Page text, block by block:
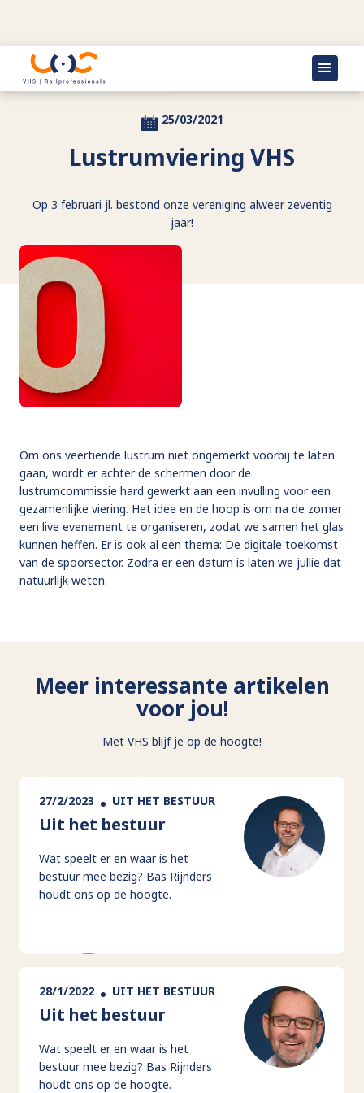
Terug naar actueel
25/03/2021
Lustrumviering VHS
Op 3 februari jl. bestond onze vereniging alweer zeventig
jaar!
Om ons veertiende lustrum niet ongemerkt voorbij te laten
gaan, wordt er achter de schermen door de
lustrumcommissie hard gewerkt aan een invulling voor een
gezamenlijke viering. Het idee en de hoop is om na de zomer
een live evenement te organiseren, zodat we samen het glas
kunnen heffen. Er is ook al een thema: De digitale toekomst
van de spoorsector. Zodra er een datum is laten we jullie dat
natuurlijk weten.
Meer interessante artikelen
voor jou!
Met VHS blijf je op de hoogte!
27/2/2023 UIT HET BESTUUR
Uit het bestuur
Wat speelt er en waar is het
bestuur mee bezig? Bas Rijnders
houdt ons op de hoogte.
28/1/2022 UIT HET BESTUUR
Uit het bestuur
Wat speelt er en waar is het
bestuur mee bezig? Bas Rijnders
houdt ons op de hoogte.